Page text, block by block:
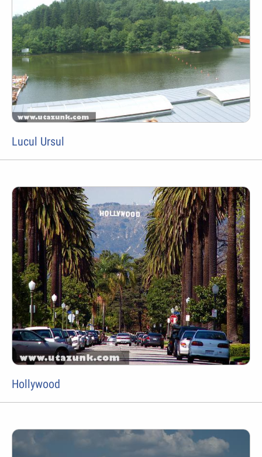
Lucul Ursul
Hollywood